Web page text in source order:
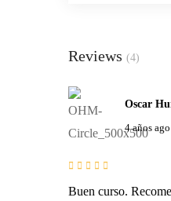
Reviews (4)
Oscar
4 años ago
Buen curso.